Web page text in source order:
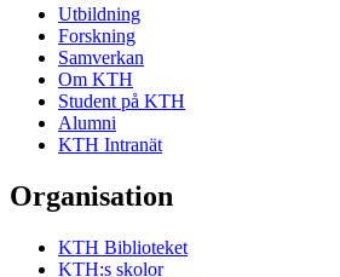
Utbildning
Forskning
Samverkan
Om KTH
Student på KTH
Alumni
KTH Intranät
Organisation
KTH Biblioteket
KTH:s skolor